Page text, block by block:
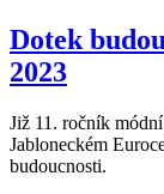
Dotek
2023
Již 11. ročník
Jabloneckém
budoucnosti.